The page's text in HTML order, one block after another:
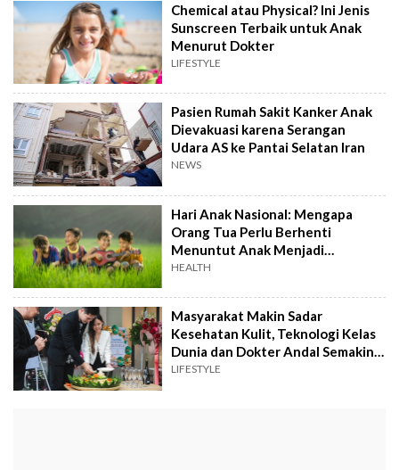
Chemical atau Physical? Ini Jenis
Sunscreen Terbaik untuk Anak
Menurut Dokter
LIFESTYLE
Pasien Rumah Sakit Kanker Anak
Dievakuasi karena Serangan
Udara AS ke Pantai Selatan Iran
NEWS
Hari Anak Nasional: Mengapa
Orang Tua Perlu Berhenti
Menuntut Anak Menjadi
Sempurna?
HEALTH
Masyarakat Makin Sadar
Kesehatan Kulit, Teknologi Kelas
Dunia dan Dokter Andal Semakin
Jadi Pilihan
LIFESTYLE